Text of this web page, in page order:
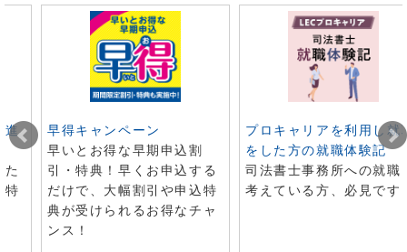
進
特
早得キャンペーン
早いとお得な早期申込割
引・特典！早くお申込する
だけで、大幅割引や申込特
典が受けられるお得なチャ
ンス！
プロキャリアを利用し就
をした方の就職体験記
司法書士事務所への就職
考えている方、必見です